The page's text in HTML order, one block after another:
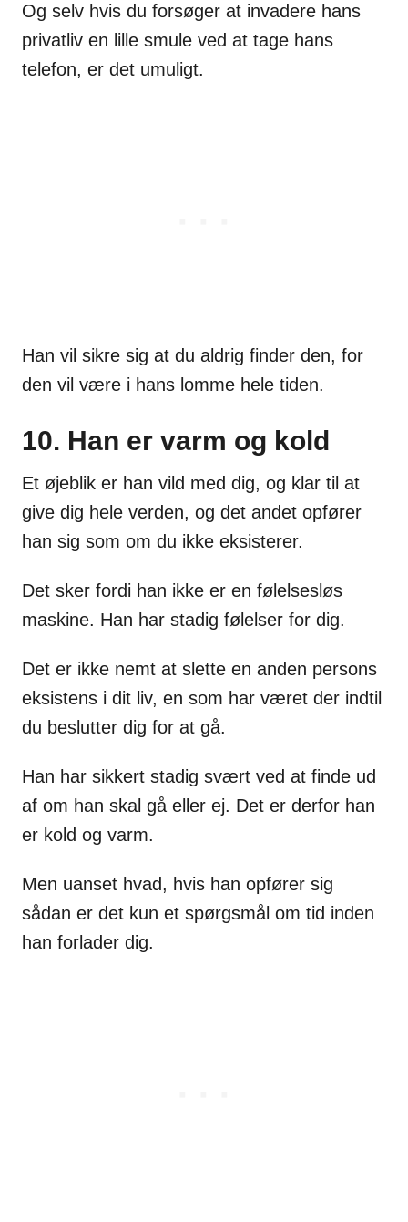
Og selv hvis du forsøger at invadere hans
privatliv en lille smule ved at tage hans
telefon, er det umuligt.
Han vil sikre sig at du aldrig finder den, for
den vil være i hans lomme hele tiden.
10. Han er varm og kold
Et øjeblik er han vild med dig, og klar til at
give dig hele verden, og det andet opfører
han sig som om du ikke eksisterer.
Det sker fordi han ikke er en følelsesløs
maskine. Han har stadig følelser for dig.
Det er ikke nemt at slette en anden persons
eksistens i dit liv, en som har været der indtil
du beslutter dig for at gå.
Han har sikkert stadig svært ved at finde ud
af om han skal gå eller ej. Det er derfor han
er kold og varm.
Men uanset hvad, hvis han opfører sig
sådan er det kun et spørgsmål om tid inden
han forlader dig.